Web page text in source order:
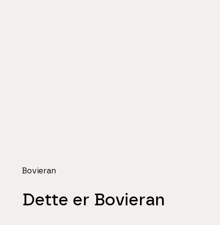
Bovieran
Dette er Bovieran